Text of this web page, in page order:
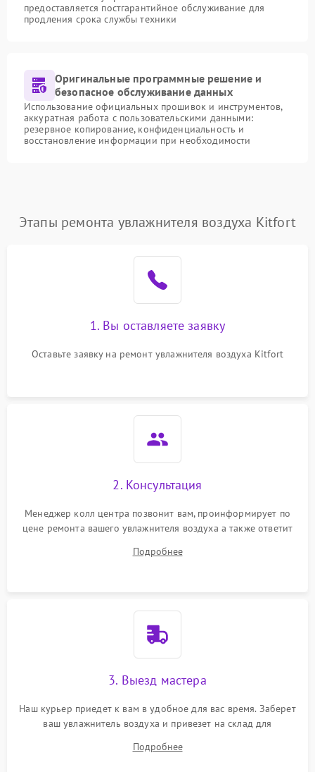
предоставляется постгарантийное обслуживание для
продления срока службы техники
Оригинальные программные решение и
безопасное обслуживание данных
Использование официальных прошивок и инструментов,
аккуратная работа с пользовательскими данными:
резервное копирование, конфиденциальность и
восстановление информации при необходимости
Этапы ремонта увлажнителя воздуха Kitfort
1. Вы оставляете заявку
Оставьте заявку на ремонт увлажнителя воздуха Kitfort
2. Консультация
Менеджер колл центра позвонит вам, проинформирует по
цене ремонта вашего увлажнителя воздуха а также ответит
Подробнее
3. Выезд мастера
Наш курьер приедет к вам в удобное для вас время. Заберет
ваш увлажнитель воздуха и привезет на склад для
Подробнее